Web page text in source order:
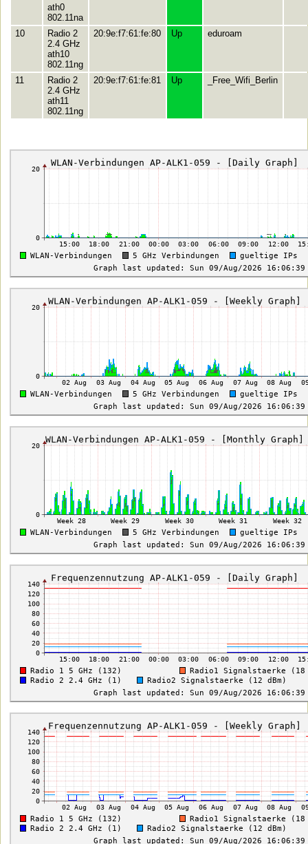
ath0
802.11na
10
Radio 2
2.4 GHz
ath10
802.11ng
20:9e:f7:61:fe:80 Up eduroam
11
Radio 2
2.4 GHz
ath11
802.11ng
20:9e:f7:61:fe:81 Up _Free_Wifi_Berlin